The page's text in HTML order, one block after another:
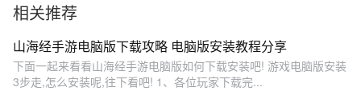
相关推荐
山海经手游电脑版下载攻略 电脑版安装教程分享
下面一起来看看山海经手游电脑版如何下载安装吧! 游戏电脑版安装
3步走,怎么安装呢,往下看吧! 1、各位玩家下载完...